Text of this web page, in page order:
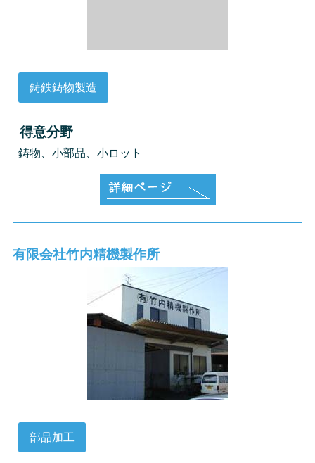
鋳鉄鋳物製造
得意分野
鋳物、小部品、小ロット
有限会社竹内精機製作所
部品加工